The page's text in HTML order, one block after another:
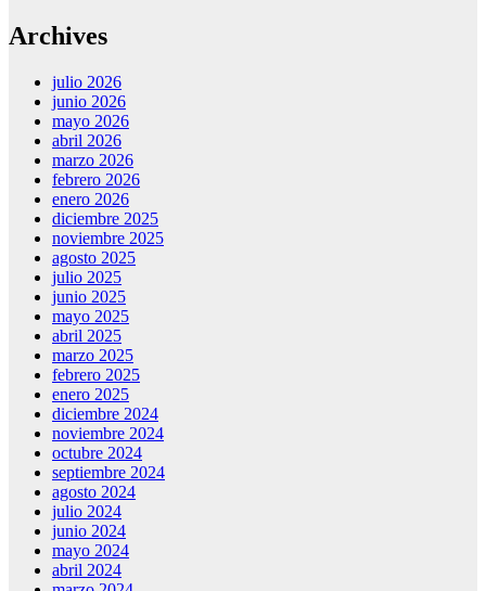
Archives
julio 2026
junio 2026
mayo 2026
abril 2026
marzo 2026
febrero 2026
enero 2026
diciembre 2025
noviembre 2025
agosto 2025
julio 2025
junio 2025
mayo 2025
abril 2025
marzo 2025
febrero 2025
enero 2025
diciembre 2024
noviembre 2024
octubre 2024
septiembre 2024
agosto 2024
julio 2024
junio 2024
mayo 2024
abril 2024